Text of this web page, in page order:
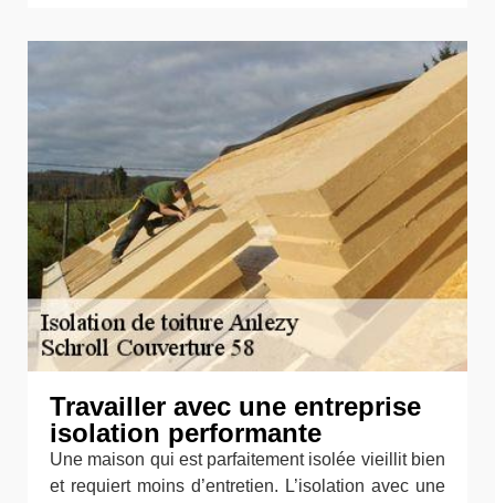
Travailler avec une entreprise
isolation performante
Une maison qui est parfaitement isolée vieillit bien
et requiert moins d’entretien. L’isolation avec une